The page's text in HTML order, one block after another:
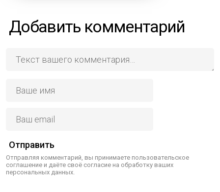
Добавить комментарий
Отправить
Отправляя комментарий, вы принимаете пользовательское
соглашение и даёте своё согласие на обработку ваших
персональных данных.